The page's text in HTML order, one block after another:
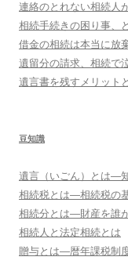
連絡のとれない相続人
相続手続きの困り事、
借金の相続は本当に放
遺留分の請求、相続で
遺言書を残すメリット
豆知識
遺言（いごん）とは―
相続税とは―相続税の
相続分とは―財産を誰
相続人と法定相続とは
贈与とは―暦年課税制